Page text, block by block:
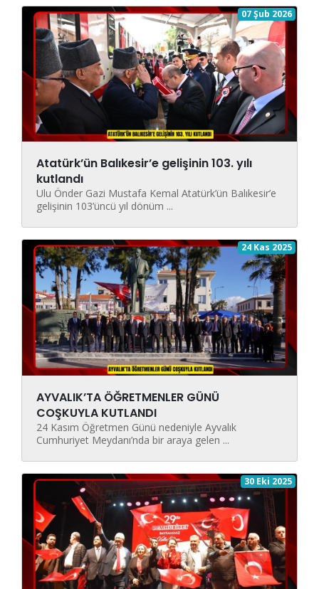
07 Şub 2026
Atatürk’ün Balıkesir’e gelişinin 103. yılı
kutlandı
Ulu Önder Gazi Mustafa Kemal Atatürk’ün Balıkesir’e
gelişinin 103’üncü yıl dönüm ...
24 Kas 2025
AYVALIK’TA ÖĞRETMENLER GÜNÜ
COŞKUYLA KUTLANDI
24 Kasım Öğretmen Günü nedeniyle Ayvalık
Cumhuriyet Meydanı’nda bir araya gelen ...
30 Eki 2025